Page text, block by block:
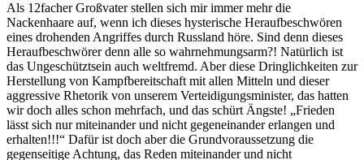
Als 12facher Großvater stellen sich mir immer mehr die
Nackenhaare auf, wenn ich dieses hysterische Heraufbeschwören
eines drohenden Angriffes durch Russland höre. Sind denn dieses
Heraufbeschwörer denn alle so wahrnehmungsarm?! Natürlich ist
das Ungeschütztsein auch weltfremd. Aber diese Dringlichkeiten zur
Herstellung von Kampfbereitschaft mit allen Mitteln und dieser
aggressive Rhetorik von unserem Verteidigungsminister, das hatten
wir doch alles schon mehrfach, und das schürt Ängste! „Frieden
lässt sich nur miteinander und nicht gegeneinander erlangen und
erhalten!!!“ Dafür ist doch aber die Grundvoraussetzung die
gegenseitige Achtung, das Reden miteinander und nicht